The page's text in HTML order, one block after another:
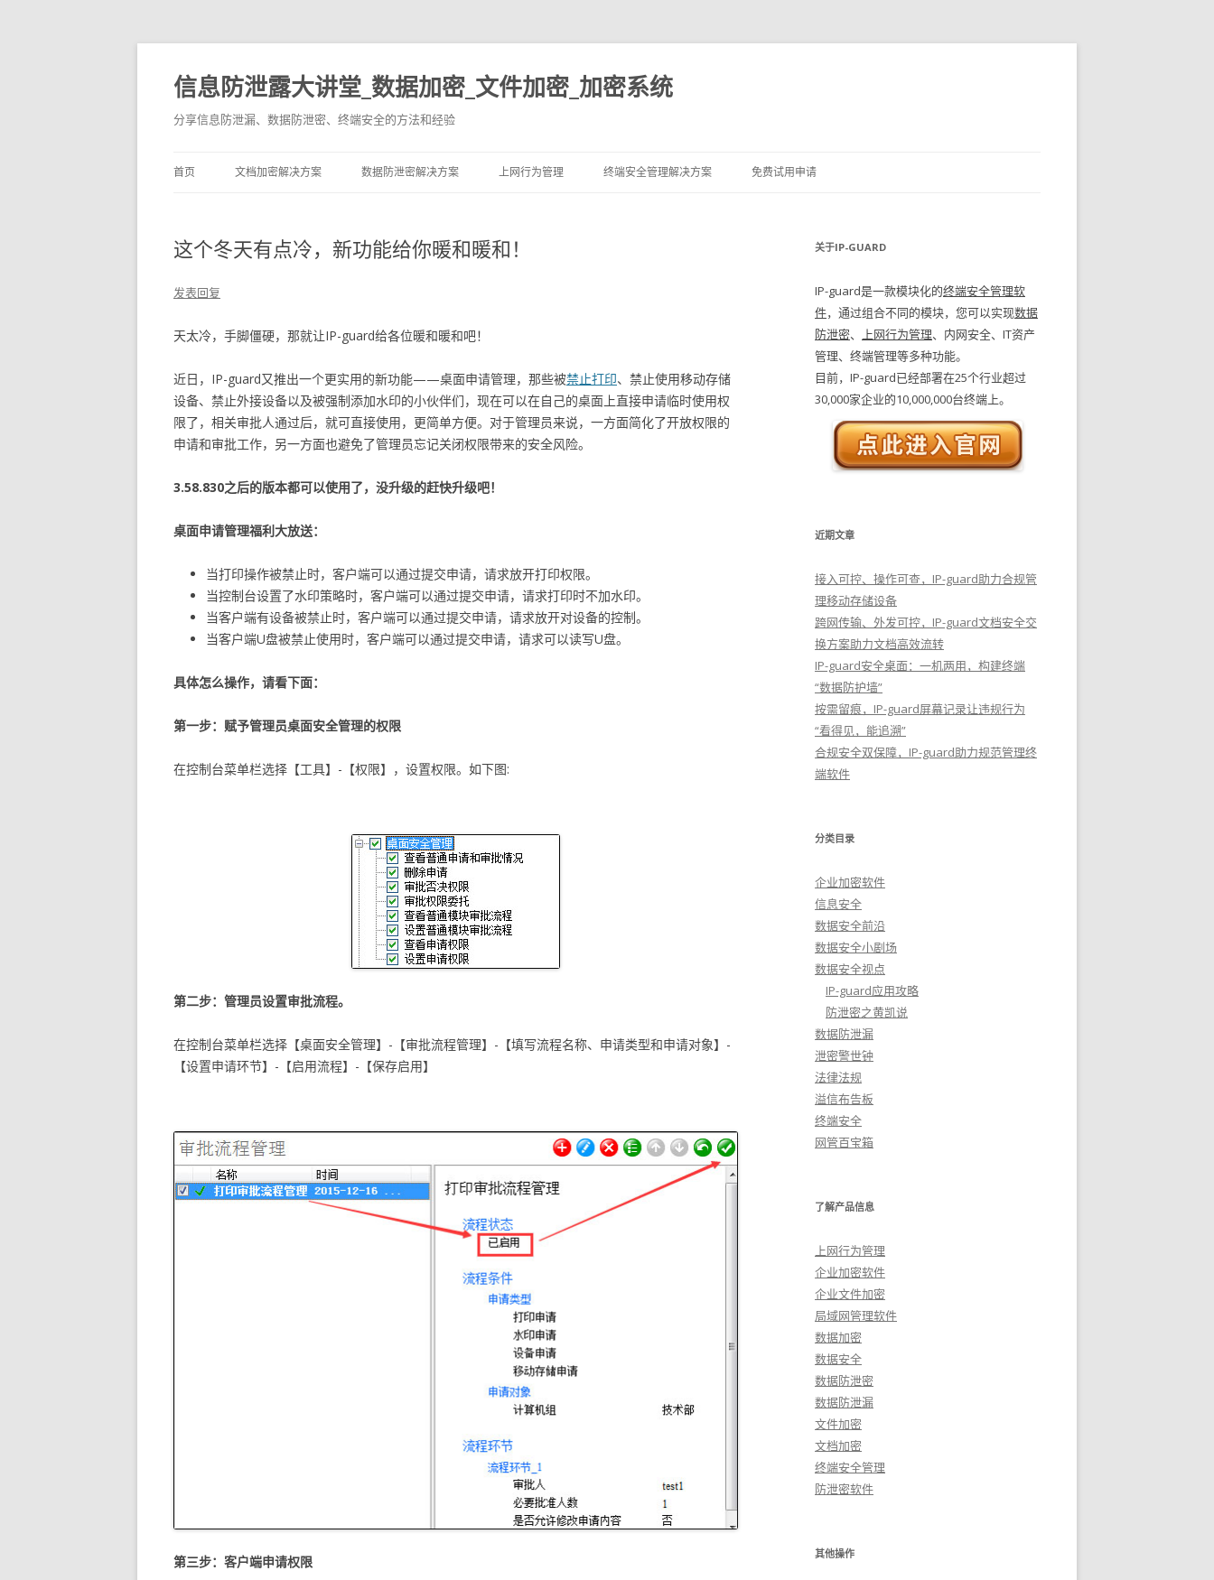
信息防泄露大讲堂_数据加密_文件加密_加密系统
分享信息防泄漏、数据防泄密、终端安全的方法和经验
首页 文档加密解决方案 数据防泄密解决方案 上网行为管理 终端安全管理解决方案 免费试用申请
这个冬天有点冷，新功能给你暖和暖和！
发表回复
天太冷，手脚僵硬，那就让IP-guard给各位暖和暖和吧！
近日，IP-guard又推出一个更实用的新功能——桌面申请管理，那些被禁止打印、禁止使用移动存储
设备、禁止外接设备以及被强制添加水印的小伙伴们，现在可以在自己的桌面上直接申请临时使用权
限了，相关审批人通过后，就可直接使用，更简单方便。对于管理员来说，一方面简化了开放权限的
申请和审批工作，另一方面也避免了管理员忘记关闭权限带来的安全风险。
3.58.830之后的版本都可以使用了，没升级的赶快升级吧！
桌面申请管理福利大放送：
当打印操作被禁止时，客户端可以通过提交申请，请求放开打印权限。
当控制台设置了水印策略时，客户端可以通过提交申请，请求打印时不加水印。
当客户端有设备被禁止时，客户端可以通过提交申请，请求放开对设备的控制。
当客户端U盘被禁止使用时，客户端可以通过提交申请，请求可以读写U盘。
具体怎么操作，请看下面：
第一步：赋予管理员桌面安全管理的权限
在控制台菜单栏选择【工具】-【权限】，设置权限。如下图:
第二步：管理员设置审批流程。
在控制台菜单栏选择【桌面安全管理】-【审批流程管理】-【填写流程名称、申请类型和申请对象】-
【设置申请环节】-【启用流程】-【保存启用】
第三步：客户端申请权限
关于IP-GUARD
IP-guard是一款模块化的终端安全管理软
件，通过组合不同的模块，您可以实现数据
防泄密、 上网行为管理、内网安全、IT资产
管理、终端管理等多种功能。
目前，IP-guard已经部署在25个行业超过
30,000家企业的10,000,000台终端上。
近期文章
接入可控、操作可查，IP-guard助力合规管
理移动存储设备
跨网传输、外发可控，IP-guard文档安全交
换方案助力文档高效流转
IP-guard安全桌面：一机两用，构建终端
“数据防护墙”
按需留痕，IP-guard屏幕记录让违规行为
“看得见，能追溯”
合规安全双保障，IP-guard助力规范管理终
端软件
分类目录
企业加密软件
信息安全
数据安全前沿
数据安全小剧场
数据安全视点
IP-guard应用攻略
防泄密之黄凯说
数据防泄漏
泄密警世钟
法律法规
溢信布告板
终端安全
网管百宝箱
了解产品信息
上网行为管理
企业加密软件
企业文件加密
局域网管理软件
数据加密
数据安全
数据防泄密
数据防泄漏
文件加密
文档加密
终端安全管理
防泄密软件
其他操作